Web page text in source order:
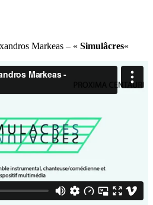
Markeas – « Simulâcres«